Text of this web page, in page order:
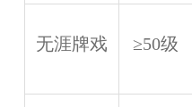
无涯牌戏 ≥50级